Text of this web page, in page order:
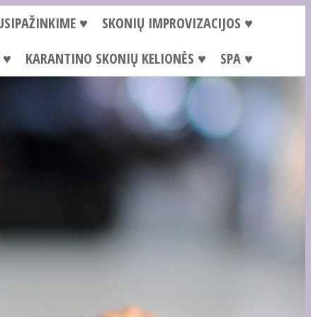
♥
SKONIŲ IMPROVIZACIJOS ♥
♥
KARANTINO SKONIŲ KELIONĖS ♥ SPA ♥